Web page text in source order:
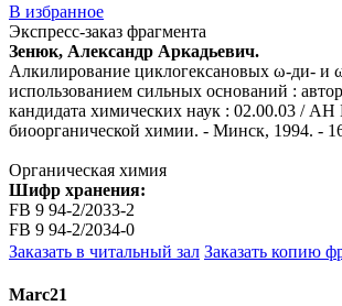
В избранное
Экспресс-заказ фрагмента
Зенюк, Александр Аркадьевич.
Алкилирование циклогексановых ω-ди- и
использованием сильных оснований :
кандидата химических наук : 02.00.03 / АН
биоорганической химии. - Минск, 1994. -
Органическая химия
Шифр хранения:
FB 9 94-2/2033-2
FB 9 94-2/2034-0
Заказать в читальный зал Заказать копию
Marc21